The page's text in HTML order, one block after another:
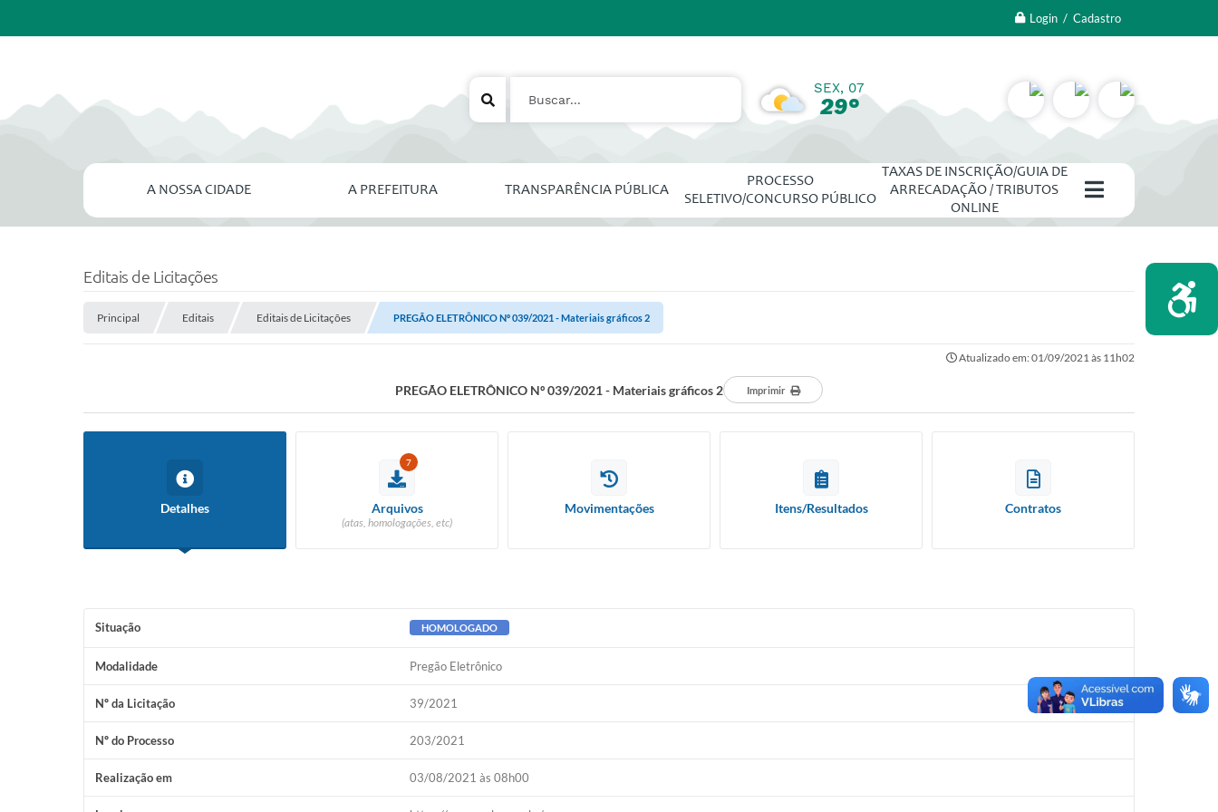
Login / Cadastro
SEX, 07
29°
A NOSSA CIDADE A PREFEITURA TRANSPARÊNCIA PÚBLICA
PROCESSO
SELETIVO/CONCURSO PÚBLICO
TAXAS DE INSCRIÇÃO/GUIA DE
ARRECADAÇÃO / TRIBUTOS
ONLINE
Editais de Licitações
Principal Editais Editais de Licitações PREGÃO ELETRÔNICO Nº 039/2021 - Materiais gráficos 2
Atualizado em: 01/09/2021 às 11h02
PREGÃO ELETRÔNICO Nº 039/2021 - Materiais gráficos 2 Imprimir
Detalhes
7
Arquivos
(atas, homologações, etc)
Movimentações Itens/Resultados Contratos
Situação HOMOLOGADO
Modalidade Pregão Eletrônico
Nº da Licitação 39/2021
Nº do Processo 203/2021
Realização em 03/08/2021 às 08h00